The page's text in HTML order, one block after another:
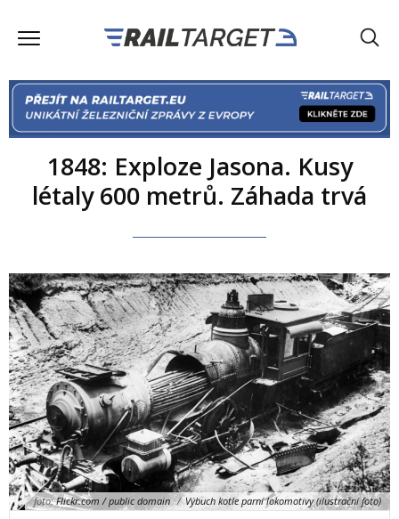
1848: Exploze Jasona. Kusy
létaly 600 metrů. Záhada trvá
foto:Flickr.com / public domain / Výbuch kotle parní lokomotivy (ilustrační foto)